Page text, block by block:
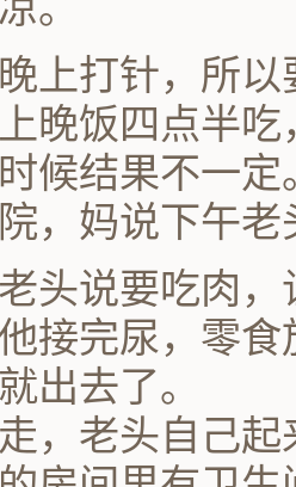
上打针，所
晚饭四点半
候结果不一定
，妈说下午老
头说要吃肉，
接完尿，零
出去了。
，老头自己